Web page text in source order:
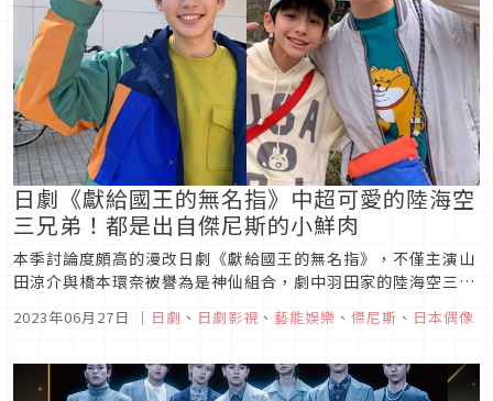
日劇《獻給國王的無名指》中超可愛的陸海空
三兄弟！都是出自傑尼斯的小鮮肉
本季討論度頗高的漫改日劇《獻給國王的無名指》，不僅主演山
田涼介與橋本環奈被譽為是神仙組合，劇中羽田家的陸海空三兄
尼斯事務所的藝人，現在就一起來認識他們吧！
2023年06月27日 ｜ 日劇 、 日劇影視 、 藝能娛樂 、 傑尼斯 、 日本偶像